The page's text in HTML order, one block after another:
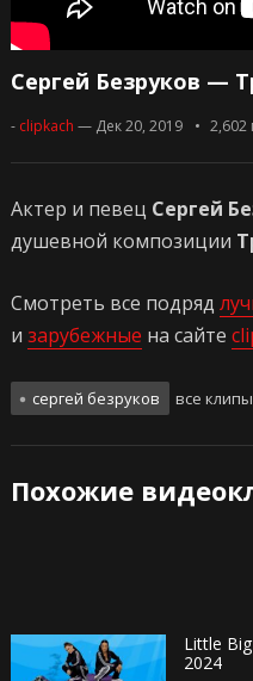
Сергей Безруков —
- clipkach — Дек 20, 2019 2,602
Актер и певец Сергей
душевной композиции
Смотреть все подряд
и зарубежные на сайте
сергей безруков все
Похожие
Little
2024